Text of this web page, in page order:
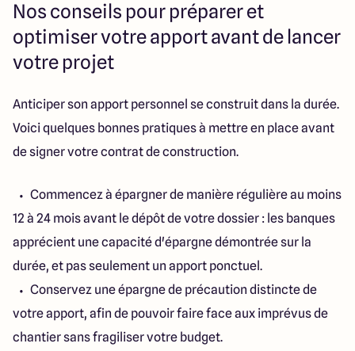
Nos conseils pour préparer et
optimiser votre apport avant de lancer
votre projet
Anticiper son apport personnel se construit dans la durée.
Voici quelques bonnes pratiques à mettre en place avant
de signer votre contrat de construction.
Commencez à épargner de manière régulière au moins
12 à 24 mois avant le dépôt de votre dossier : les banques
apprécient une capacité d'épargne démontrée sur la
durée, et pas seulement un apport ponctuel.
Conservez une épargne de précaution distincte de
votre apport, afin de pouvoir faire face aux imprévus de
chantier sans fragiliser votre budget.